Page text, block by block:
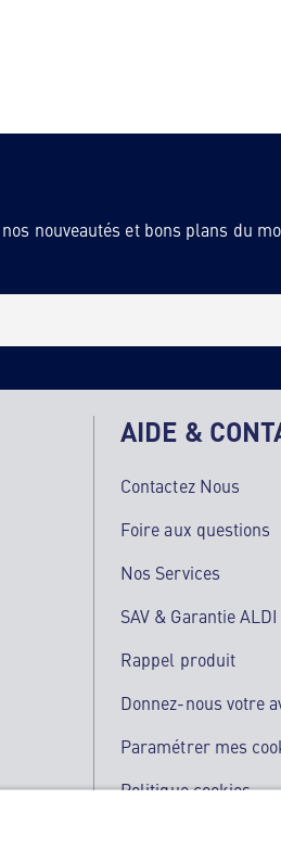
nouveautés et bons plans du
AIDE &
Contactez Nous
Foire aux questions
Nos Services
SAV & Garantie ALDI
Rappel produit
Donnez-nous votre
Paramétrer mes
Politique cookies